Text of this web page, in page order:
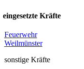
eingesetzte Kräfte
Feuerwehr
Weilmünster
sonstige Kräfte